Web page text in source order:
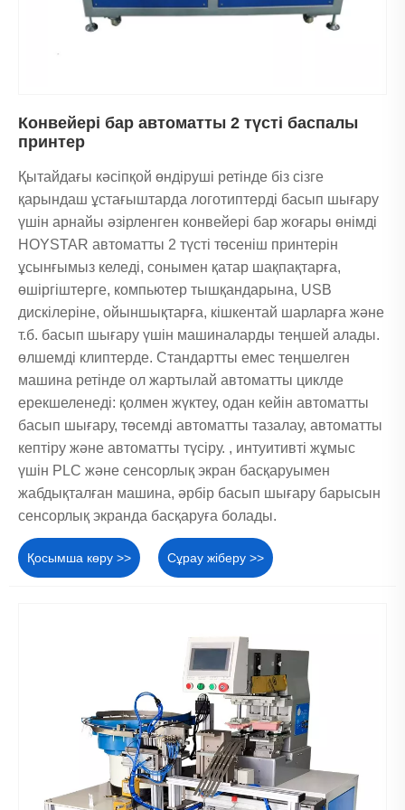
қажеттіліктеріңізге сәйкес жасалуы мүмкін және
тауарларын, қауіпсіздік құралдарын немесе тұтыну
тауарларын қамтыса да, біздің стандартты емес төсеніш
басып шығару машиналары өндіріс өнімділігі мен өнім
сапасын арттыру үшін сенімді, жоғары сапалы және арнайы
жасалған басып шығару шешімін ұсынады.
Конвейері бар автоматты 2 түсті баспалы
принтер
Қытайдағы кәсіпқой өндіруші ретінде біз сізге
қарындаш ұстағыштарда логотиптерді басып шығару
үшін арнайы әзірленген конвейері бар жоғары өнімді
HOYSTAR автоматты 2 түсті төсеніш принтерін
ұсынғымыз келеді, сонымен қатар шақпақтарға,
өшіргіштерге, компьютер тышқандарына, USB
дискілеріне, ойыншықтарға, кішкентай шарларға және
т.б. басып шығару үшін машиналарды теңшей алады.
өлшемді клиптерде. Стандартты емес теңшелген
машина ретінде ол жартылай автоматты циклде
ерекшеленеді: қолмен жүктеу, одан кейін автоматты
басып шығару, төсемді автоматты тазалау, автоматты
кептіру және автоматты түсіру. , интуитивті жұмыс
үшін PLC және сенсорлық экран басқаруымен
жабдықталған машина, әрбір басып шығару барысын
сенсорлық экранда басқаруға болады.
Қосымша көру >> Сұрау жіберу >>